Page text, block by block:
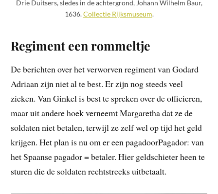
Drie Duitsers, sledes in de achtergrond, Johann Wilhelm Baur,
1636.Collectie Rijksmuseum.
Regiment een rommeltje
De berichten over het verworven regiment van Godard
Adriaan zijn niet al te best. Er zijn nog steeds veel
zieken. Van Ginkel is best te spreken over de officieren,
maar uit andere hoek verneemt Margaretha dat ze de
soldaten niet betalen, terwijl ze zelf wel op tijd het geld
krijgen. Het plan is nu om er een pagadoorPagador: van
het Spaanse pagador = betaler. Hier geldschieter heen te
sturen die de soldaten rechtstreeks uitbetaalt.